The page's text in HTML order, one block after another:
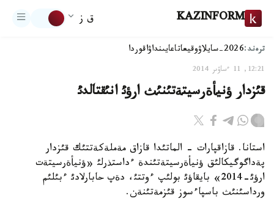
KAZINFORM ق ز
ترەند:2026-سايلاۋ وقيعاتاعايىنداۋاقوردا
12:21, 11 ءساۋىر 2014
قئزدار ؤنيأةرسيتةتئنئث ارؤئ انئقتالدئ
استانا. قازاقپارات - الماتئدا قازاق مةملةكةتتئك قئزدار
پةداگوگيكالئق ؤنيأةرسيتةتئندة ءداستذرلئ «ؤنيأةرسيتةت
ارؤئ-2014» بايقاؤئ بولئپ ءوتتئ، دةپ حابارلادئ ءبئلئم
ورداسئنئث باسپاءسوز قئزمةتئنةن.